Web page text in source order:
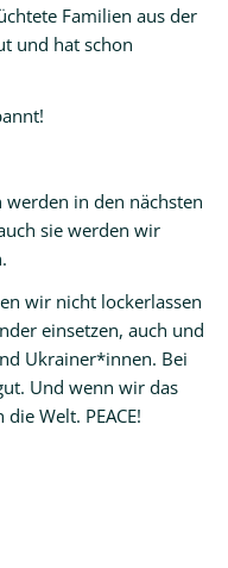
Familien aus der
und hat schon
in den nächsten
sie werden wir
wir nicht lockerlassen
einsetzen, auch und
Ukrainer*innen. Bei
Und wenn wir das
Welt. PEACE!